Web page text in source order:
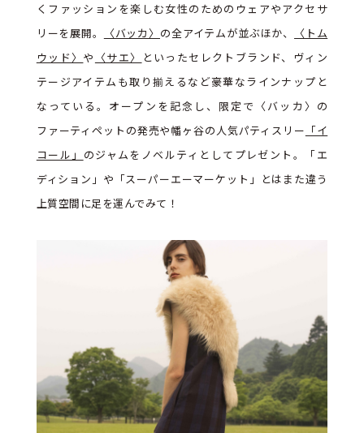
くファッションを楽しむ女性のためのウェアやアクセサ
リーを展開。
〈バッカ〉 の全アイテムが並ぶほか、
〈トム
ウッド〉 や 〈サエ〉
といったセレクトブランド、ヴィン
テージアイテムも取り揃えるなど豪華なラインナップと
なっている。オープンを記念し、限定で〈バッカ〉の
ファーティペットの発売や幡ヶ谷の人気パティスリー 「イ
コール」 のジャムをノベルティとしてプレゼント。「エ
ディション」や「スーパーエーマーケット」とはまた違う
上質空間に足を運んでみて！